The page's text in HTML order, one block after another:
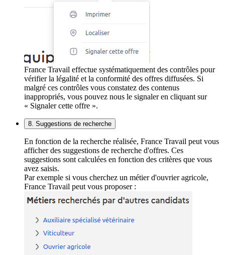
France Travail effectue systématiquement des contrôles pour
vérifier la légalité et la conformité des offres diffusées. Si
malgré ces contrôles vous constatez des contenus
inappropriés, vous pouvez nous le signaler en cliquant sur
« Signaler cette offre ».
8. Suggestions de recherche
En fonction de la recherche réalisée, France Travail peut vous
afficher des suggestions de recherche d'offres. Ces
suggestions sont calculées en fonction des critères que vous
avez saisis.
Par exemple si vous cherchez un métier d'ouvrier agricole,
France Travail peut vous proposer :